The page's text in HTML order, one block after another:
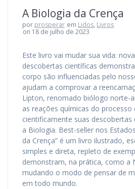
A Biologia da Crença
por prosperar em Lidos, Livros
on 18 de julho de 2023
Este livro vai mudar sua vida:
descobertas científicas
corpo são influenciadas pelo
ajudam a comprovar a
Lipton, renomado biólogo norte-
as reações químicas do processo
cientificamente suas descobertas
a Biologia. Best-seller nos
da Crença” é um livro ilustrado,
simples e direta, repleto de
demonstram, na prática, como a
mudando o modo de pensar de
em todo mundo.